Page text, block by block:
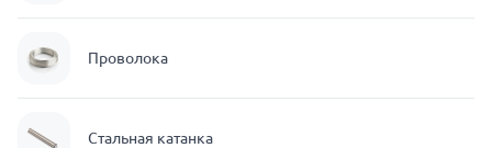
Проволока
Стальная катанка